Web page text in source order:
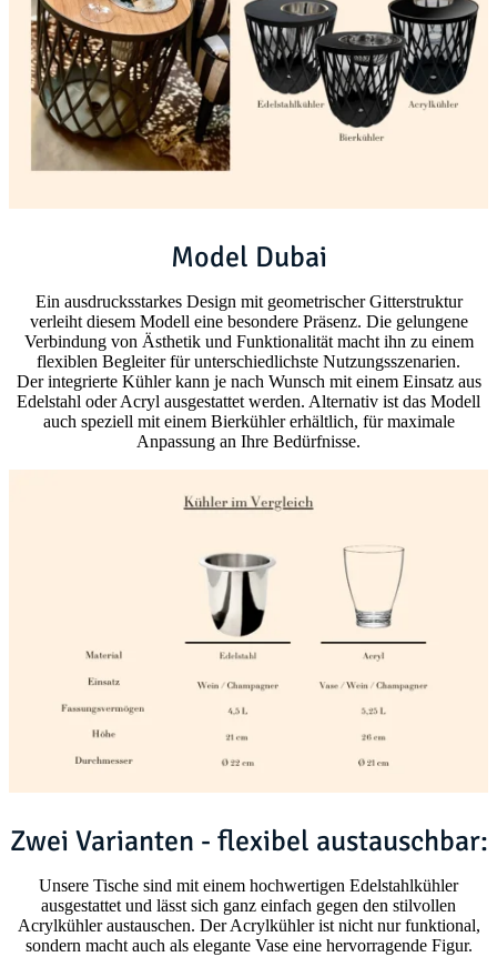
Model Dubai
Ein ausdrucksstarkes Design mit geometrischer Gitterstruktur
verleiht diesem Modell eine besondere Präsenz. Die gelungene
Verbindung von Ästhetik und Funktionalität macht ihn zu einem
flexiblen Begleiter für unterschiedlichste Nutzungsszenarien.
Der integrierte Kühler kann je nach Wunsch mit einem Einsatz aus
Edelstahl oder Acryl ausgestattet werden. Alternativ ist das Modell
auch speziell mit einem Bierkühler erhältlich, für maximale
Anpassung an Ihre Bedürfnisse.
Zwei Varianten - flexibel austauschbar:
Unsere Tische sind mit einem hochwertigen Edelstahlkühler
ausgestattet und lässt sich ganz einfach gegen den stilvollen
Acrylkühler austauschen. Der Acrylkühler ist nicht nur funktional,
sondern macht auch als elegante Vase eine hervorragende Figur.